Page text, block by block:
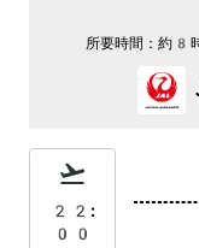
所要時間： 約8
22:
00